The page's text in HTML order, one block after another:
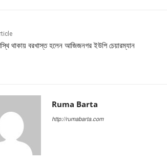
থাকায় বরখাস্ত হলেন আজিজনগর ইউপি চেয়ারম্যান
Ruma Barta
http://rumabarta.com